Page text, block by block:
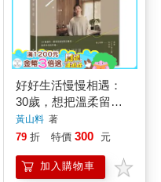
好好生活慢慢相遇：
30歲，想把溫柔留給
自己
黃山料著
79 折 特價 300 元
加入購物車